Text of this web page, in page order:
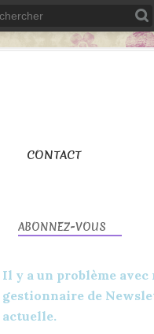
CONTACT
ABONNEZ-VOUS
Il y a un problème avec
gestionnaire de
actuelle.